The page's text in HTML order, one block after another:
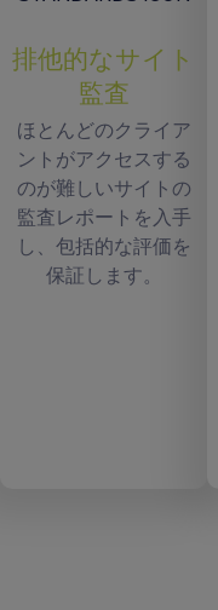
排他的なサイト
監査
ほとんどのクライア
ントがアクセスする
のが難しいサイトの
監査レポートを入手
し、包括的な評価を
保証します。